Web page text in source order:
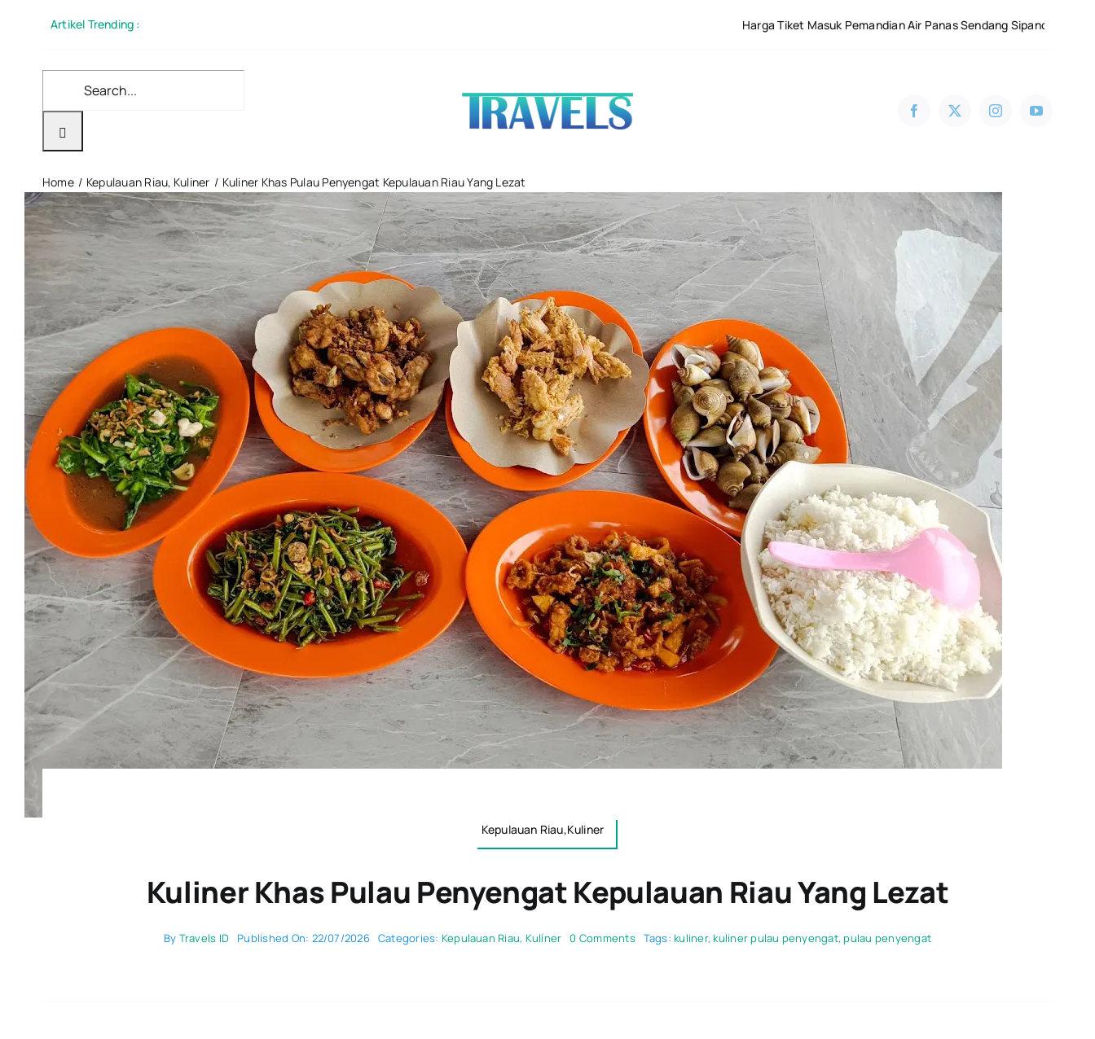
Artikel Trending : Harga Tiket Masuk Pemandian Air Panas Sendang Sipandu di Dieng
Home Kepulauan Riau Kuliner Kuliner Khas Pulau Penyengat Kepulauan Riau Yang Lezat
Kepulauan Riau,Kuliner
Kuliner Khas Pulau Penyengat Kepulauan Riau Yang Lezat
By Travels ID Published On: 22/07/2026 Categories: Kepulauan Riau, Kuliner 0 CommentsonTags:kuliner,kuliner pulau penyengat,pulau penyengat